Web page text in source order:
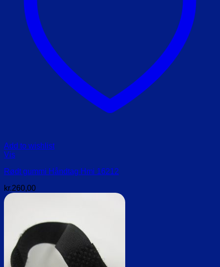
Add to wishlist
Vis
Rødt gummi Håndtag Hmi 16212
kr.260,00